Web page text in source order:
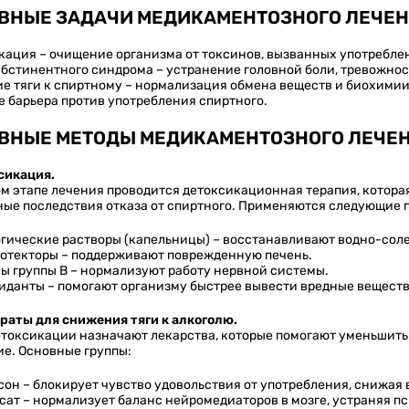
ЗАДАЧИ МЕДИКАМЕНТОЗНОГО
– очищение организма от токсинов, вызванных
синдрома – устранение головной боли,
тяги к спиртному – нормализация обмена веществ и
барьера против употребления спиртного.
МЕТОДЫ МЕДИКАМЕНТОЗНОГО
этапе лечения проводится детоксикационная терапия,
последствия отказа от спиртного. Применяются следующие
растворы (капельницы) – восстанавливают водно-
– поддерживают поврежденную печень.
группы B – нормализуют работу нервной системы.
– помогают организму быстрее вывести вредные
для снижения тяги к алкоголю.
назначают лекарства, которые помогают
Основные группы:
– блокирует чувство удовольствия от употребления, снижая
– нормализует баланс нейромедиаторов в мозге, устраняя